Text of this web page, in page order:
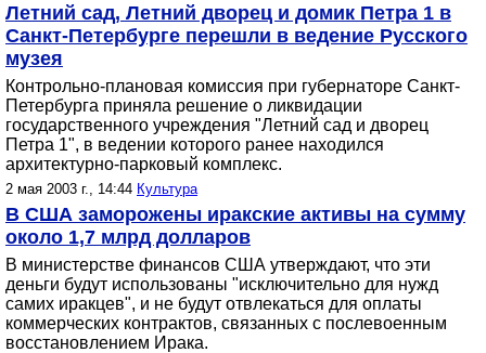
Летний сад, Летний дворец и домик Петра 1 в
Санкт-Петербурге перешли в ведение Русского
музея
Контрольно-плановая комиссия при губернаторе Санкт-
Петербурга приняла решение о ликвидации
государственного учреждения "Летний сад и дворец
Петра 1", в ведении которого ранее находился
архитектурно-парковый комплекс.
2 мая 2003 г., 14:44 Культура
В США заморожены иракские активы на сумму
около 1,7 млрд долларов
В министерстве финансов США утверждают, что эти
деньги будут использованы "исключительно для нужд
самих иракцев", и не будут отвлекаться для оплаты
коммерческих контрактов, связанных с послевоенным
восстановлением Ирака.